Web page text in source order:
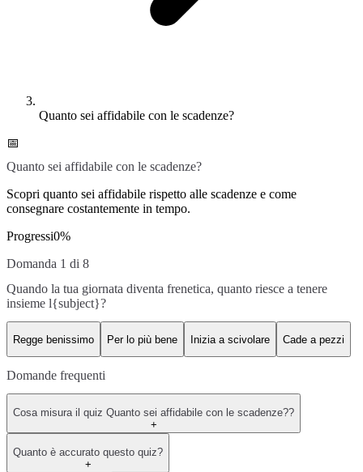
Quanto sei affidabile con le scadenze?
📅
Quanto sei affidabile con le scadenze?
Scopri quanto sei affidabile rispetto alle scadenze e come
consegnare costantemente in tempo.
Progressi0%
Domanda 1 di 8
Quando la tua giornata diventa frenetica, quanto riesce a tenere
insieme l{subject}?
Regge benissimo Per lo più bene Inizia a scivolare Cade a pezzi
Domande frequenti
Cosa misura il quiz Quanto sei affidabile con le scadenze??
+
Quanto è accurato questo quiz?
+